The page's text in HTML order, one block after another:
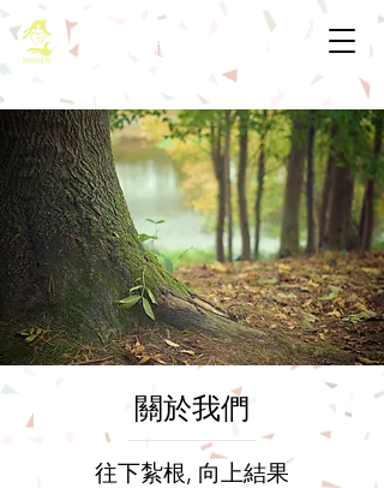
基督教佈道中心念恩堂
​關於我們
往下紮根, 向上結果